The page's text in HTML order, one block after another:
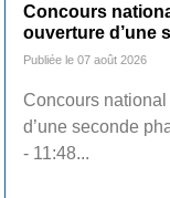
Concours
ouverture d’une
Publiée le 07 août 2026
Concours
d’une seconde
- 11:48...